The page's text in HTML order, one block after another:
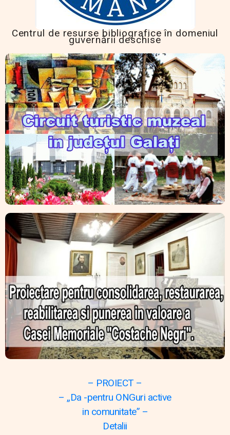
Centrul de resurse bibliografice în domeniul
guvernării deschise
– PROIECT –
– „Da -pentru ONGuri active
in comunitate” –
Detalii